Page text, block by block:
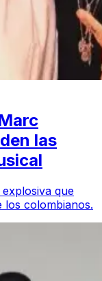
las
que
colombianos.